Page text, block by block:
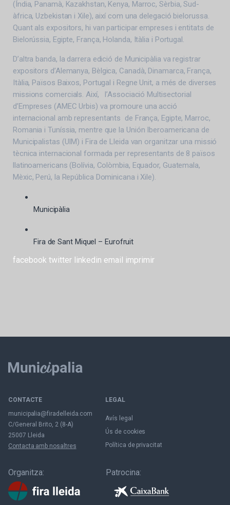
(Índia, Panamà, Kazakhstan, Kenya, Marroc, Sèrbia, Sud-
àfrica, Uzbekistan i Xile), així com una delegació bielorussa.
Quant als expositors, hi van participar empreses i entitats de
Bielorússia, Egipte, França, Holanda, Itàlia i Portugal.
D’altra banda, la darrera edició de Municipàlia va registrar
expositors d’Alemanya, Bèlgica, Canadà, Dinamarca, França,
Itàlia, Països Baixos, Portugal i Regne Unit, a més de diverses
missions comercials. Així, l’Associació Multisectorial
d’Empreses (AMEC Urbis) va promoure una acció
internacional amb representants de França, Egipte, Marroc,
Romania i Tuníssia, mentre que la Unión Iberoamericana de
Municipalistas (UIM) i Fira de Lleida van organitzar una missió
tècnica internacional formada per representants de 8 països
llatinoamericans (Bolívia, Colòmbia, Equador, Guatemala,
Mèxic, Perú, la República Dominicana i Xile).
Municipàlia
Fira de Sant Miquel – Eurofruit
facebook twitter linkedin email imprimir
CONTACTE
municipalia@firadelleida.com
C/General Brito, 2 (8-A)
25007 Lleida
Contacta amb nosaltres
LEGAL
Avís legal
Ús de cookies
Política de privacitat
Organitza: Patrocina: